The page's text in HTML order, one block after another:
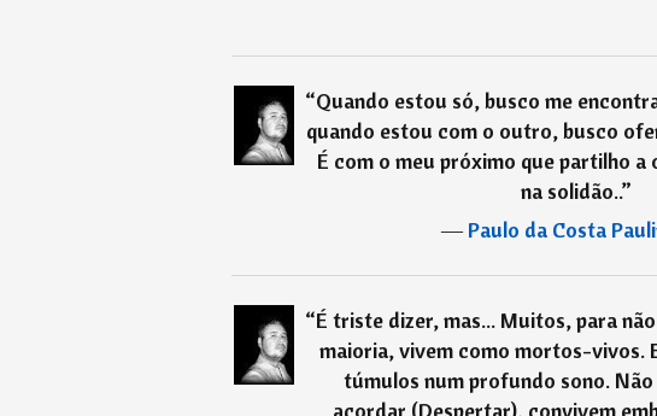
“Quando estou só, busco me
quando estou com o outro, busco
É com o meu próximo que partilho a
na solidão..”
―Paulo da Costa
“É triste dizer, mas... Muitos, para
maioria, vivem como mortos-vivos.
túmulos num profundo sono.